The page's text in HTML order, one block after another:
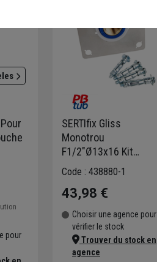
pour
SERTIfix Gliss
Monotrou
F1/2"Ø13x16 Kit
Fixation-Plaque 13mm-
SERTIgliss
Code : 438880-1
43,98 €
Choisir une agence pour
vérifier le stock
Trouver du stock en
agence